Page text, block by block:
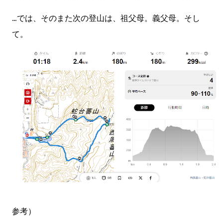
...では、そのまた次の登山は、祖父母。義父母。そし
て。
参考）